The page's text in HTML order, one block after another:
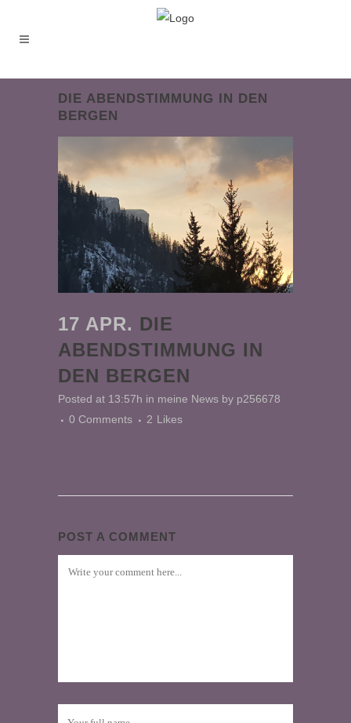
DIE ABENDSTIMMUNG IN DEN
BERGEN
17 APR. DIE
ABENDSTIMMUNG IN
DEN BERGEN
Posted at 13:57h in meine News by p256678
0 Comments
2 Likes
POST A COMMENT